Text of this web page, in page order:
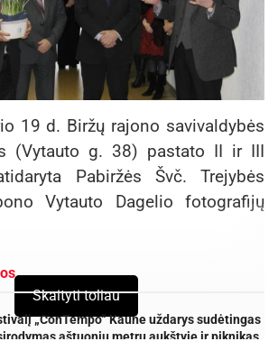
19 d. Biržų rajono savivaldybės
(Vytauto g. 38) pastato II ir III
Pabiržės Švč. Trejybės
Vytauto Dagelio fotografijų
„ConTempo“ Kaune uždarys sudėtingas
aštuonių metrų aukštyje ir piknikas
Skaityti toliau